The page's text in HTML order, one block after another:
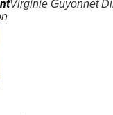
Virginie Guyonnet